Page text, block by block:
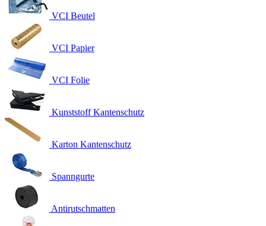
VCI Beutel
VCI Papier
VCI Folie
Kunststoff Kantenschutz
Karton Kantenschutz
Spanngurte
Antirutschmatten